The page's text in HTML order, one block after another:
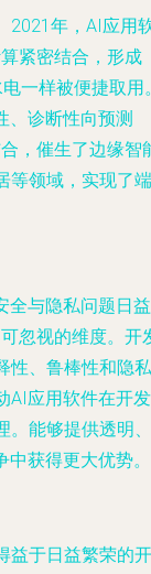
2021年，AI应用
紧密结合，形成
一样被便捷取用
、诊断性向预测
，催生了边缘智
等领域，实现了
全与隐私问题日益
忽视的维度。开
性、鲁棒性和隐私
AI应用软件在开发
。能够提供透明、
获得更大优势。
益于日益繁荣的开